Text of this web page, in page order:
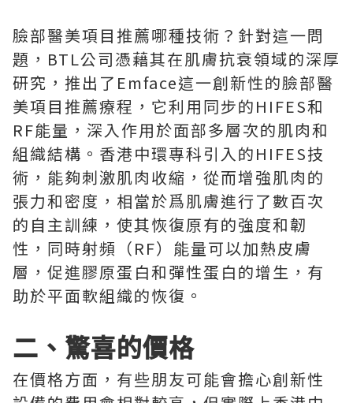
臉部醫美項目推薦哪種技術？針對這一問
題，BTL公司憑藉其在肌膚抗衰領域的深厚
研究，推出了Emface這一創新性的臉部醫
美項目推薦療程，它利用同步的HIFES和
RF能量，深入作用於面部多層次的肌肉和
組織結構。香港中環專科引入的HIFES技
術，能夠刺激肌肉收縮，從而增強肌肉的
張力和密度，相當於爲肌膚進行了數百次
的自主訓練，使其恢復原有的強度和韌
性，同時射頻（RF）能量可以加熱皮膚
層，促進膠原蛋白和彈性蛋白的增生，有
助於平面軟組織的恢復。
二、驚喜的價格
在價格方面，有些朋友可能會擔心創新性